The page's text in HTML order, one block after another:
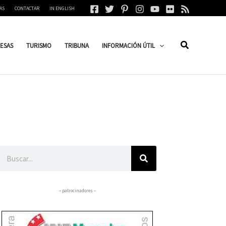
CONTACTAR IN ENGLISH
TURISMO TRIBUNA INFORMACIÓN ÚTIL
– patrocinadores –